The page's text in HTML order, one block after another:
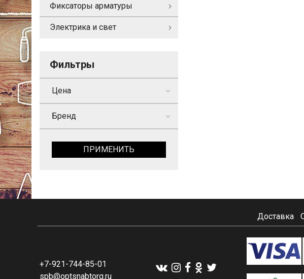
Фиксаторы арматуры
Электрика и свет
Фильтры
Цена
Бренд
ПРИМЕНИТЬ
Доставка
+7-921-744-85-01
spb@optsnabtorg.ru